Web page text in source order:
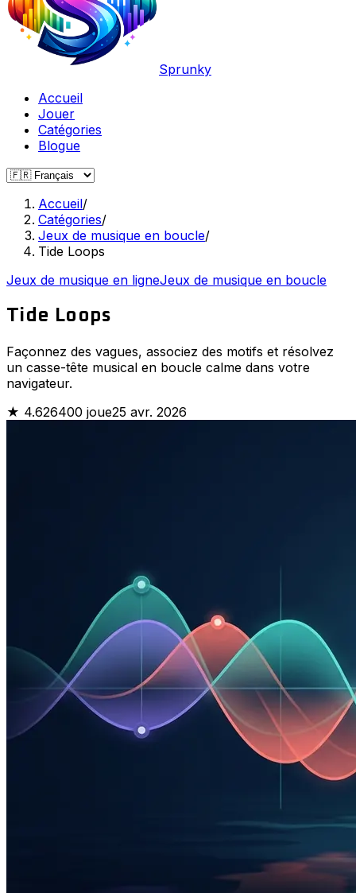
Sprunky
Accueil
Jouer
Catégories
Blogue
Accueil/
Catégories/
Jeux de musique en boucle/
Tide Loops
Jeux de musique en ligneJeux de musique en boucle
Tide Loops
Façonnez des vagues, associez des motifs et résolvez
un casse-tête musical en boucle calme dans votre
navigateur.
★ 4.626400 joue25 avr. 2026